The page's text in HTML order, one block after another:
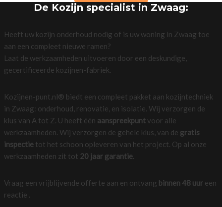
De Kozijn specialist in Zwaag:
Heeft uw kozijn onderhoud nodig of is uw woning in Zwaag toe
aan een compleet nieuwe ramen?
Laat de werkzaamheden uitvoeren door een deskundige,
gecertificeerde kozijnen-fabriek.
Kozijnen-punt.nl® biedt een compleet pakket aan kozijntechniek
in Zwaag: onderhoud, renovatie, en isolatie. Wij verzorgen de
klus van A tot Z. U heeft één aanspreekpuntvoor alle
werkzaamheden. Wij verzorgen de gehele klus, van de gratis
inspectietot het schoon opleveren van het project. Op al onze
werkzaamheden zit tot 20 jaar garantie.
Vraag een vrijblijvende offerte aan en ontvang binnen 48 uureen
reactie .